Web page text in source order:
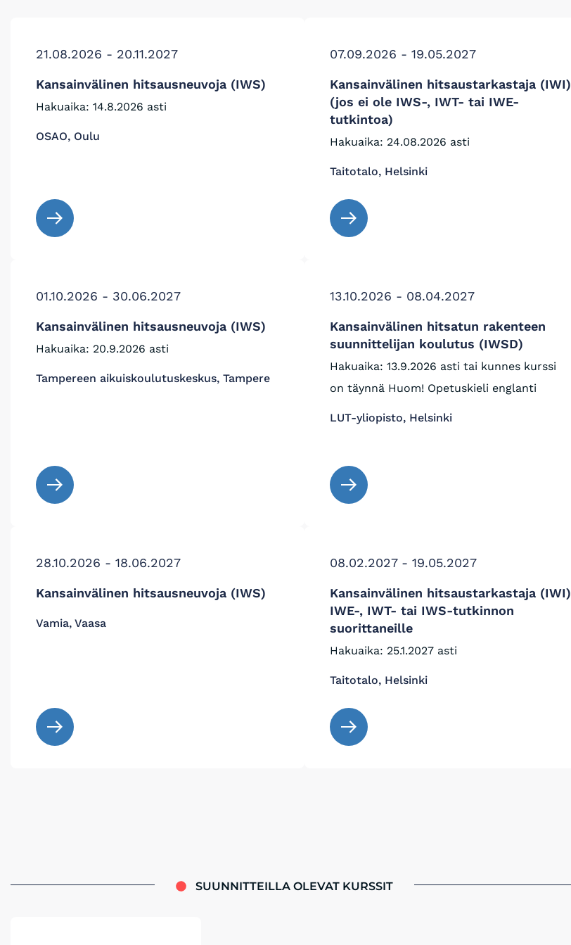
21.08.2026 - 20.11.2027
Kansainvälinen hitsausneuvoja (IWS)
Hakuaika: 14.8.2026 asti
OSAO, Oulu
07.09.2026 - 19.05.2027
Kansainvälinen hitsaustarkastaja (IWI)
(jos ei ole IWS-, IWT- tai IWE-
tutkintoa)
Hakuaika: 24.08.2026 asti
Taitotalo, Helsinki
01.10.2026 - 30.06.2027
Kansainvälinen hitsausneuvoja (IWS)
Hakuaika: 20.9.2026 asti
Tampereen aikuiskoulutuskeskus, Tampere
13.10.2026 - 08.04.2027
Kansainvälinen hitsatun rakenteen
suunnittelijan koulutus (IWSD)
Hakuaika: 13.9.2026 asti tai kunnes kurssi
on täynnä Huom! Opetuskieli englanti
LUT-yliopisto, Helsinki
28.10.2026 - 18.06.2027
Kansainvälinen hitsausneuvoja (IWS)
Vamia, Vaasa
08.02.2027 - 19.05.2027
Kansainvälinen hitsaustarkastaja (IWI)
IWE-, IWT- tai IWS-tutkinnon
suorittaneille
Hakuaika: 25.1.2027 asti
Taitotalo, Helsinki
SUUNNITTEILLA OLEVAT KURSSIT